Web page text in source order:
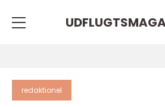
redaktionel